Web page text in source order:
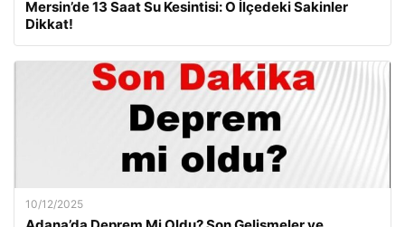
Mersin’de 13 Saat Su Kesintisi: O İlçedeki Sakinler
Dikkat!
10/12/2025